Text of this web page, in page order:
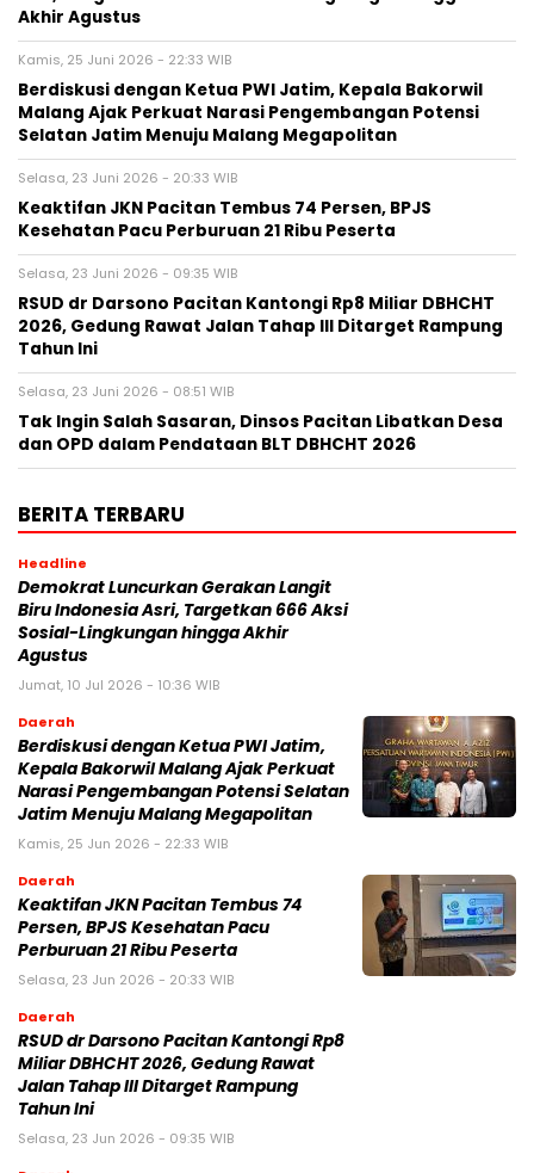
Akhir Agustus
Kamis, 25 Juni 2026 - 22:33 WIB
Berdiskusi dengan Ketua PWI Jatim, Kepala Bakorwil
Malang Ajak Perkuat Narasi Pengembangan Potensi
Selatan Jatim Menuju Malang Megapolitan
Selasa, 23 Juni 2026 - 20:33 WIB
Keaktifan JKN Pacitan Tembus 74 Persen, BPJS
Kesehatan Pacu Perburuan 21 Ribu Peserta
Selasa, 23 Juni 2026 - 09:35 WIB
RSUD dr Darsono Pacitan Kantongi Rp8 Miliar DBHCHT
2026, Gedung Rawat Jalan Tahap III Ditarget Rampung
Tahun Ini
Selasa, 23 Juni 2026 - 08:51 WIB
Tak Ingin Salah Sasaran, Dinsos Pacitan Libatkan Desa
dan OPD dalam Pendataan BLT DBHCHT 2026
BERITA TERBARU
Headline
Demokrat Luncurkan Gerakan Langit
Biru Indonesia Asri, Targetkan 666 Aksi
Sosial-Lingkungan hingga Akhir
Agustus
Jumat, 10 Jul 2026 - 10:36 WIB
Daerah
Berdiskusi dengan Ketua PWI Jatim,
Kepala Bakorwil Malang Ajak Perkuat
Narasi Pengembangan Potensi Selatan
Jatim Menuju Malang Megapolitan
Kamis, 25 Jun 2026 - 22:33 WIB
Daerah
Keaktifan JKN Pacitan Tembus 74
Persen, BPJS Kesehatan Pacu
Perburuan 21 Ribu Peserta
Selasa, 23 Jun 2026 - 20:33 WIB
Daerah
RSUD dr Darsono Pacitan Kantongi Rp8
Miliar DBHCHT 2026, Gedung Rawat
Jalan Tahap III Ditarget Rampung
Tahun Ini
Selasa, 23 Jun 2026 - 09:35 WIB